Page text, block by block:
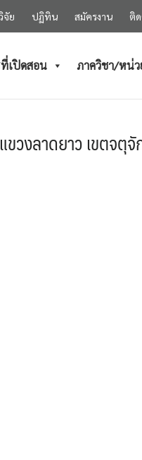
จัย ปฏิทิน สมัครงาน ติ
เปิดสอน ภาควิชา/หน่ว
วงลาดยาว เขตจตุ